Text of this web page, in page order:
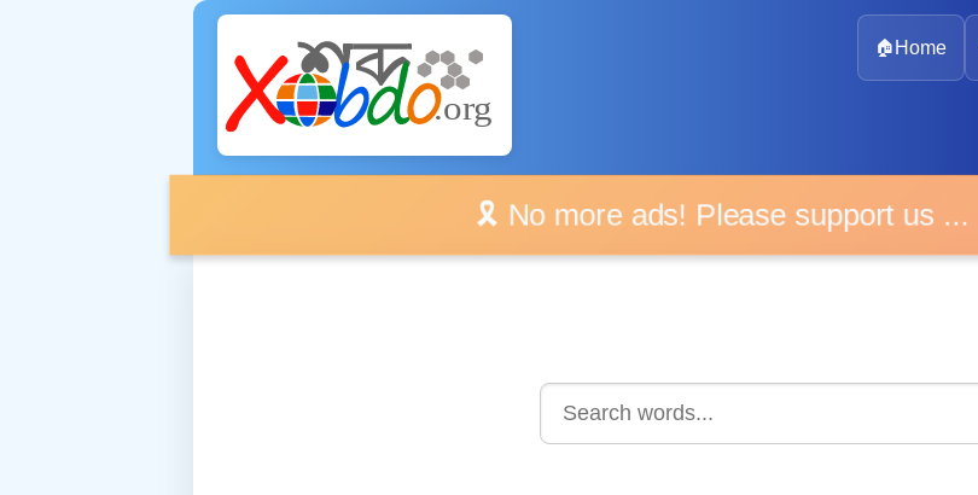
🏠 Home
🎗️ No more ads! Please support us ...